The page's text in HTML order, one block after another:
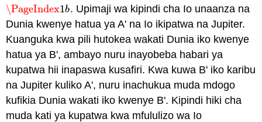
\PageIndex1b
\PageIndex1b. Upimaji wa kipindi cha Io unaanza na
Dunia kwenye hatua ya A' na Io ikipatwa na Jupiter.
Kuanguka kwa pili hutokea wakati Dunia iko kwenye
hatua ya B', ambayo nuru inayobeba habari ya
kupatwa hii inapaswa kusafiri. Kwa kuwa B' iko karibu
na Jupiter kuliko A', nuru inachukua muda mdogo
kufikia Dunia wakati iko kwenye B'. Kipindi hiki cha
muda kati ya kupatwa kwa mfululizo wa Io